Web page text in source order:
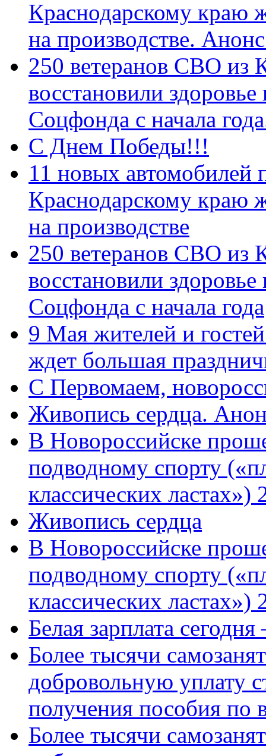
Краснодарскому краю
на производстве.
250 ветеранов СВО из
восстановили
Соцфонда с начала
С Днем Победы!!!
11 новых автомобилей
Краснодарскому краю
на производстве
250 ветеранов СВО из
восстановили
Соцфонда с начала года
9 Мая жителей и
ждет большая
C Первомаем,
Живопись сердца.
В Новороссийске
подводному спорту
классических
Живопись сердца
В Новороссийске
подводному спорту
классических ластах»)
Белая зарплата
Более тысячи
добровольную уплату
получения пособия по
Более тысячи